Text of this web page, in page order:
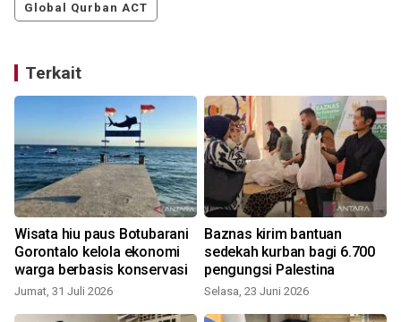
Global Qurban ACT
Terkait
Wisata hiu paus Botubarani
Gorontalo kelola ekonomi
warga berbasis konservasi
Jumat, 31 Juli 2026
Baznas kirim bantuan
sedekah kurban bagi 6.700
pengungsi Palestina
Selasa, 23 Juni 2026